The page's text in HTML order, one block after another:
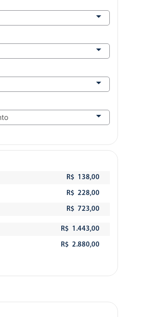
R$ 138,00
R$ 228,00
R$ 723,00
R$ 1.443,00
R$ 2.880,00